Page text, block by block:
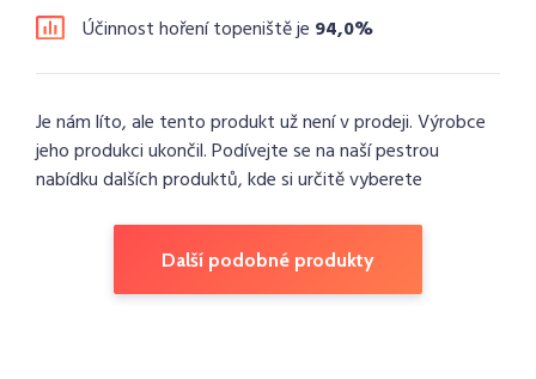
Účinnost hoření topeniště je 94,0%
Je nám líto, ale tento produkt už není v prodeji. Výrobce
jeho produkci ukončil. Podívejte se na naší pestrou
nabídku dalších produktů, kde si určitě vyberete
Další podobné produkty